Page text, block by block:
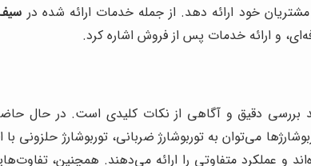
خود ارائه دهد. از جمله خدمات ارائه شده در
و ارائه خدمات پس از فروش اشاره کرد.
دقیق و آگاهی از نکات کلیدی است. در حال
می‌توان به توربوشارژ ضربانی، توربوشارژ
و عملکرد متفاوتی را ارائه می‌دهند. همچنین،